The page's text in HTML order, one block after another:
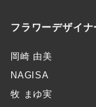
フラワーデザイナ
岡崎 由美
NAGISA
牧 まゆ実